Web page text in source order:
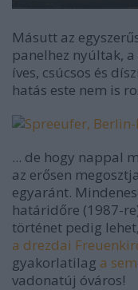
Másutt az
panelhez nyúltak,
íves, csúcsos és
hatás este nem is
... de hogy nappal
az erősen
egyaránt.
határidőre (1987-
történet pedig
a drezdai
gyakorlatilag a
vadonatúj óváros!